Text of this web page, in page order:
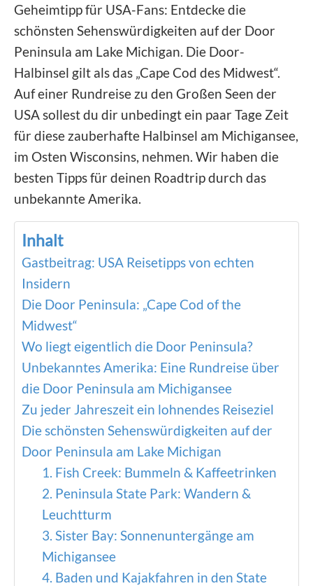
Geheimtipp für USA-Fans: Entdecke die
schönsten Sehenswürdigkeiten auf der Door
Peninsula am Lake Michigan. Die Door-
Halbinsel gilt als das „Cape Cod des Midwest“.
Auf einer Rundreise zu den Großen Seen der
USA sollest du dir unbedingt ein paar Tage Zeit
für diese zauberhafte Halbinsel am Michigansee,
im Osten Wisconsins, nehmen. Wir haben die
besten Tipps für deinen Roadtrip durch das
unbekannte Amerika.
Inhalt
Gastbeitrag: USA Reisetipps von echten
Insidern
Die Door Peninsula: „Cape Cod of the
Midwest“
Wo liegt eigentlich die Door Peninsula?
Unbekanntes Amerika: Eine Rundreise über
die Door Peninsula am Michigansee
Zu jeder Jahreszeit ein lohnendes Reiseziel
Die schönsten Sehenswürdigkeiten auf der
Door Peninsula am Lake Michigan
1. Fish Creek: Bummeln & Kaffeetrinken
2. Peninsula State Park: Wandern &
Leuchtturm
3. Sister Bay: Sonnenuntergänge am
Michigansee
4. Baden und Kajakfahren in den State